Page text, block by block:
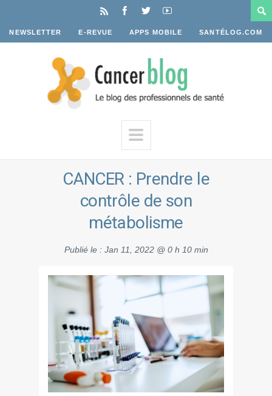
NEWSLETTER E-REVUE APPS MOBILE SANTÉLOG.COM
CANCER : Prendre le
contrôle de son
métabolisme
Publié le : Jan 11, 2022 @ 0 h 10 min